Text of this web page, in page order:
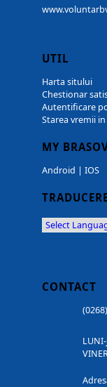
UTIL
Harta sitului
Chestionar
Autentificare
Starea vremii
MY
Android | IOS
CONTACT